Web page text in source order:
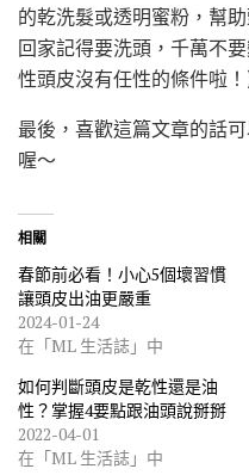
的乾洗髮或透明蜜粉，幫
回家記得要洗頭，千萬不
性頭皮沒有任性的條件啦！
最後，喜歡這篇文章的話
喔～
相關
春節前必看！小心5個壞習慣
讓頭皮出油更嚴重
2024-01-24
在「ML 生活誌」中
如何判斷頭皮是乾性還是油
性？掌握4要點跟油頭說掰掰
2022-04-01
在「ML 生活誌」中